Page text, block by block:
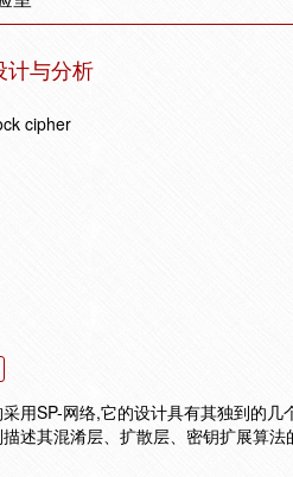
计与分析
cipher
用SP-网络,它的设计具有其独到的
述其混淆层、扩散层、密钥扩展算